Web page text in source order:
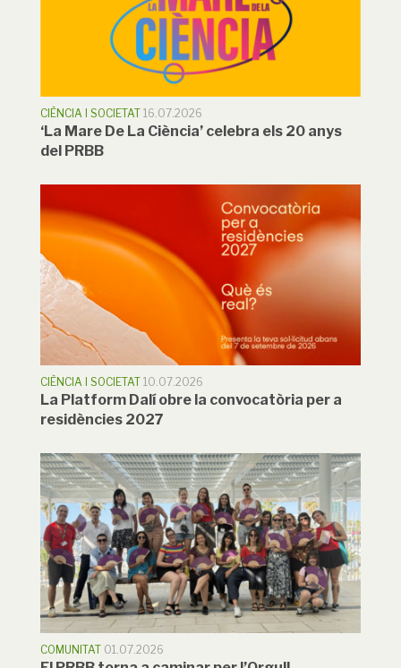
CIÈNCIA I SOCIETAT 16.07.2026
‘La Mare De La Ciència’ celebra els 20 anys
del PRBB
CIÈNCIA I SOCIETAT 10.07.2026
La Platform Dalí obre la convocatòria per a
residències 2027
COMUNITAT 01.07.2026